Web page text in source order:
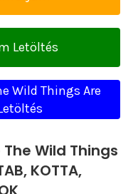
Letöltés
Wild Things Are
Wild Things
KOTTA,